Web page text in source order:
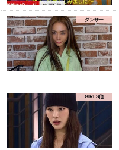
ダンサー
GIRLS他